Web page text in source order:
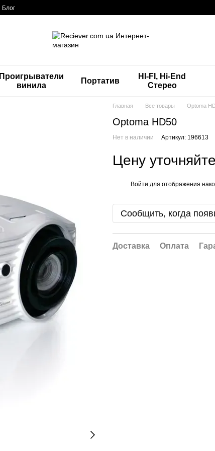
Блог
Проигрыватели
винила
Портатив
HI-FI, Hi-End
Стерео
Главная Все товары Optoma
Optoma HD50
Нет в наличии Артикул: 196613
Цену уточняйте
Войти для отображения
Сообщить, когда
Доставка Оплата